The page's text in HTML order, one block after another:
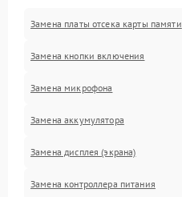
Замена платы отсека карты памяти
Замена кнопки включения
Замена микрофона
Замена аккумулятора
Замена дисплея (экрана)
Замена контроллера питания